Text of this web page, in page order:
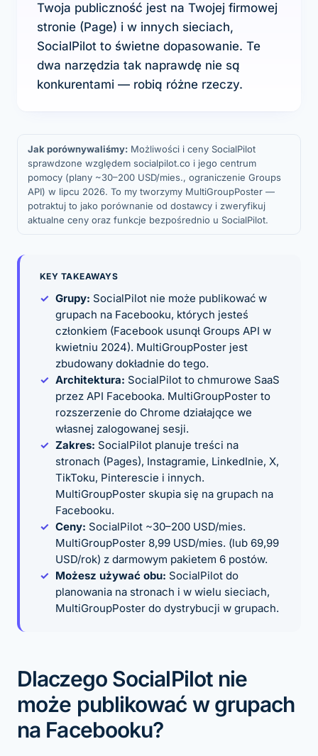
Twoja publiczność jest na Twojej firmowej
stronie (Page) i w innych sieciach,
SocialPilot to świetne dopasowanie. Te
dwa narzędzia tak naprawdę nie są
konkurentami — robią różne rzeczy.
Jak porównywaliśmy: Możliwości i ceny SocialPilot
sprawdzone względem socialpilot.co i jego centrum
pomocy (plany ~30–200 USD/mies., ograniczenie Groups
API) w lipcu 2026. To my tworzymy MultiGroupPoster —
potraktuj to jako porównanie od dostawcy i zweryfikuj
aktualne ceny oraz funkcje bezpośrednio u SocialPilot.
KEY TAKEAWAYS
Grupy: SocialPilot nie może publikować w
grupach na Facebooku, których jesteś
członkiem (Facebook usunął Groups API w
kwietniu 2024). MultiGroupPoster jest
zbudowany dokładnie do tego.
Architektura: SocialPilot to chmurowe SaaS
przez API Facebooka. MultiGroupPoster to
rozszerzenie do Chrome działające we
własnej zalogowanej sesji.
Zakres: SocialPilot planuje treści na
stronach (Pages), Instagramie, LinkedInie, X,
TikToku, Pinterescie i innych.
MultiGroupPoster skupia się na grupach na
Facebooku.
Ceny: SocialPilot ~30–200 USD/mies.
MultiGroupPoster 8,99 USD/mies. (lub 69,99
USD/rok) z darmowym pakietem 6 postów.
Możesz używać obu: SocialPilot do
planowania na stronach i w wielu sieciach,
MultiGroupPoster do dystrybucji w grupach.
Dlaczego SocialPilot nie
może publikować w grupach
na Facebooku?